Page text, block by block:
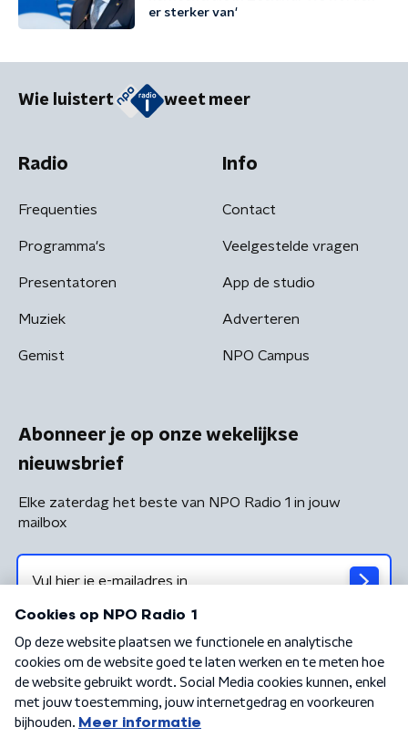
er sterker van'
Wie luistert weet meer
Radio
Frequenties
Programma's
Presentatoren
Muziek
Gemist
Info
Contact
Veelgestelde vragen
App de studio
Adverteren
NPO Campus
Abonneer je op onze wekelijkse
nieuwsbrief
Elke zaterdag het beste van NPO Radio 1 in jouw
mailbox
Algemene voorwaarden